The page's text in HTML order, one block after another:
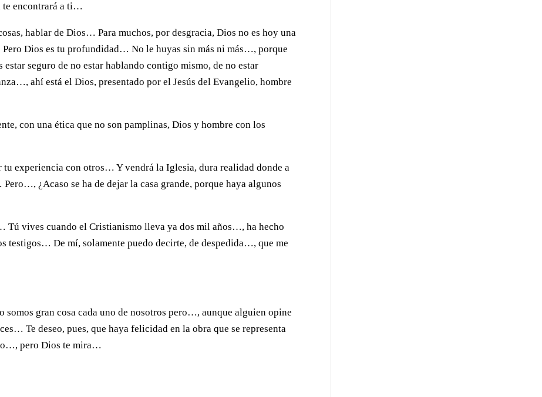
te encontrará a ti…
hablar de Dios… Para muchos, por desgracia, Dios no es hoy una
Dios es tu profundidad… No le huyas sin más ni más…, porque
seguro de no estar hablando contigo mismo, de no estar
ahí está el Dios, presentado por el Jesús del Evangelio, hombre
con una ética que no son pamplinas, Dios y hombre con los
tu experiencia con otros… Y vendrá la Iglesia, dura realidad donde a
¿Acaso se ha de dejar la casa grande, porque haya algunos
vives cuando el Cristianismo lleva ya dos mil años…, ha hecho
testigos… De mí, solamente puedo decirte, de despedida…, que me
somos gran cosa cada uno de nosotros pero…, aunque alguien opine
Te deseo, pues, que haya felicidad en la obra que se representa
pero Dios te mira…